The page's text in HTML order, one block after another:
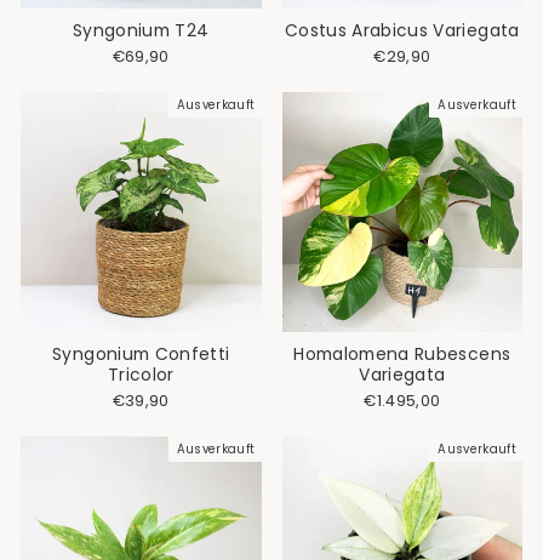
Syngonium T24
€69,90
Costus Arabicus Variegata
€29,90
Ausverkauft
Syngonium Confetti
Tricolor
€39,90
Ausverkauft
Homalomena Rubescens
Variegata
€1.495,00
Ausverkauft Ausverkauft